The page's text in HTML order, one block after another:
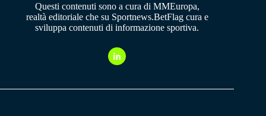
Questi contenuti sono a cura di MMEuropa,
realtà editoriale che su Sportnews.BetFlag cura e
sviluppa contenuti di informazione sportiva.